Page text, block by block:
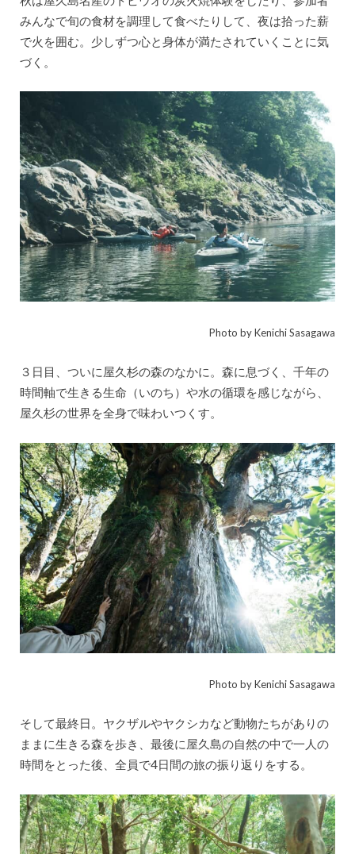
みんなで旬の食材を調理して食べたりして、夜は拾った薪
で火を囲む。少しずつ心と身体が満たされていくことに気
づく。
Photo by Kenichi Sasagawa
３日目、ついに屋久杉の森のなかに。森に息づく、千年の
時間軸で生きる生命（いのち）や水の循環を感じながら、
屋久杉の世界を全身で味わいつくす。
Photo by Kenichi Sasagawa
そして最終日。ヤクザルやヤクシカなど動物たちがありの
ままに生きる森を歩き、最後に屋久島の自然の中で一人の
時間をとった後、全員で4日間の旅の振り返りをする。